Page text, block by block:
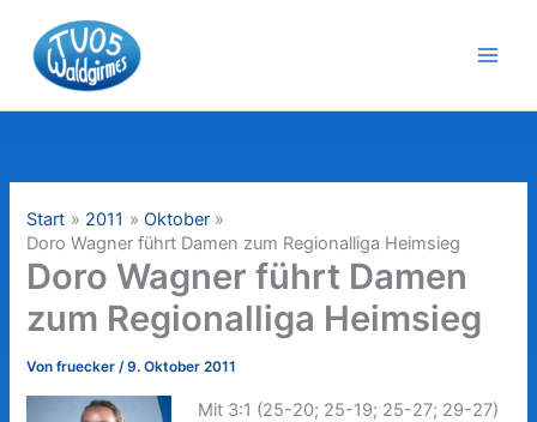
Inhalt
springen
Start 2011
Oktober
Doro Wagner führt Damen zum Regionalliga Heimsieg
Doro Wagner führt Damen
zum Regionalliga Heimsieg
Vonfruecker/9. Oktober 2011
Mit 3:1 (25-20; 25-19; 25-27; 29-27)